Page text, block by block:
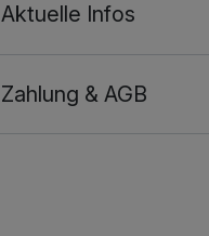
Ausstattung
Aktuelle Infos
Zahlung & AGB